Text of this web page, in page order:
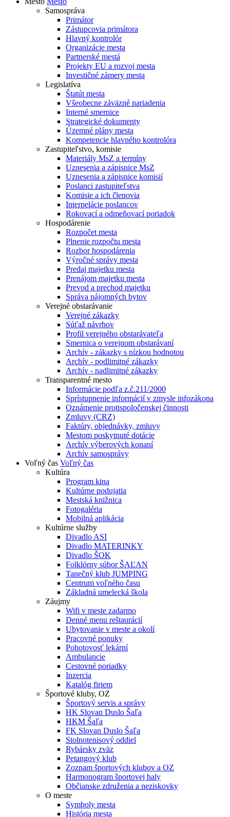
Samospráva
Primátor
Zástupcovia primátora
Hlavný kontrolór
Organizácie mesta
Partnerské mestá
Projekty EU a rozvoj mesta
Investičné zámery mesta
Legislatíva
Štatút mesta
Všeobecne záväzné nariadenia
Interné smernice
Strategické dokumenty
Územné plány mesta
Kompetencie hlavného kontrolóra
Zastupiteľstvo, komisie
Materiály MsZ a termíny
Uznesenia a zápisnice MsZ
Uznesenia a zápisnice komisií
Poslanci zastupiteľstva
Komisie a ich členovia
Interpelácie poslancov
Rokovací a odmeňovací poriadok
Hospodárenie
Rozpočet mesta
Plnenie rozpočtu mesta
Rozbor hospodárenia
Výročné správy mesta
Predaj majetku mesta
Prenájom majetku mesta
Prevod a prechod majetku
Správa nájomných bytov
Verejné obstarávanie
Verejné zákazky
Súťaž návrhov
Profil verejného obstarávateľa
Smernica o verejnom obstarávaní
Archív - zákazky s nízkou hodnotou
Archív - podlimitné zákazky
Archív - nadlimitné zákazky
Transparentné mesto
Informácie podľa z.č.211/2000
Sprístupnenie informácií v zmysle infozákona
Oznámenie protispoločenskej činnosti
Zmluvy (CRZ)
Faktúry, objednávky, zmluvy
Mestom poskytnuté dotácie
Archív výberových konaní
Archív samosprávy
Voľný čas Voľný čas
Kultúra
Program kina
Kultúrne podujatia
Mestská knižnica
Fotogaléria
Mobilná aplikácia
Kultúrne služby
Divadlo ASI
Divadlo MATERINKY
Divadlo ŠOK
Folklórny súbor ŠAĽAN
Tanečný klub JUMPING
Centrum voľného času
Základná umelecká škola
Záujmy
Wifi v meste zadarmo
Denné menu reštaurácií
Ubytovanie v meste a okolí
Pracovné ponuky
Pohotovosť lekární
Ambulancie
Cestovné poriadky
Inzercia
Katalóg firiem
Športové kluby, OZ
Športový servis a správy
HK Slovan Duslo Šaľa
HKM Šaľa
FK Slovan Duslo Šaľa
Stolnotenisový oddiel
Rybársky zväz
Petangový klub
Zoznam športových klubov a OZ
Harmonogram športovej haly
Občianske združenia a neziskovky
O meste
Symboly mesta
História mesta